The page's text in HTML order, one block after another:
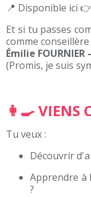
📍 Disponible ici 👉
Et si tu passes
comme conseillère
Émilie FOURNIER
(Promis, je suis
👩‍🍳 VIENS
Tu veux :
Découvrir
Apprendre à
?